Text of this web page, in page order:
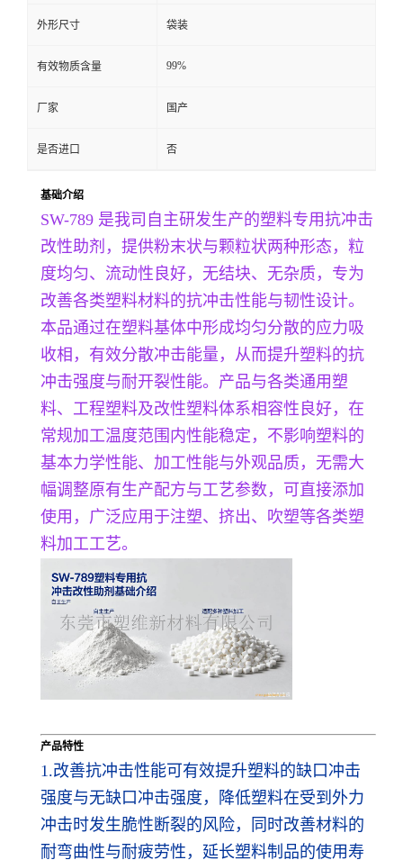
外形尺寸 袋装
有效物质含量 99%
厂家 国产
是否进口 否
基础介绍
SW-789 是我司自主研发生产的塑料专用抗冲击
改性助剂，提供粉末状与颗粒状两种形态，粒
度均匀、流动性良好，无结块、无杂质，专为
改善各类塑料材料的抗冲击性能与韧性设计。
本品通过在塑料基体中形成均匀分散的应力吸
收相，有效分散冲击能量，从而提升塑料的抗
冲击强度与耐开裂性能。产品与各类通用塑
料、工程塑料及改性塑料体系相容性良好，在
常规加工温度范围内性能稳定，不影响塑料的
基本力学性能、加工性能与外观品质，无需大
幅调整原有生产配方与工艺参数，可直接添加
使用，广泛应用于注塑、挤出、吹塑等各类塑
料加工工艺。
产品特性
1.改善抗冲击性能可有效提升塑料的缺口冲击
强度与无缺口冲击强度，降低塑料在受到外力
冲击时发生脆性断裂的风险，同时改善材料的
耐弯曲性与耐疲劳性，延长塑料制品的使用寿